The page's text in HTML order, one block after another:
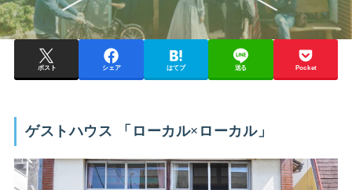
ポスト シェア はてブ 送る Pocket
ゲストハウス 「ローカル×ローカル」